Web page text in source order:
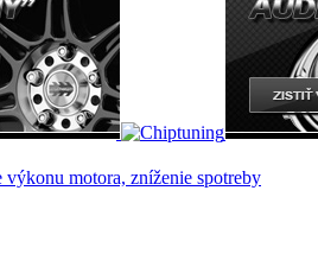
motora, zníženie spotreby